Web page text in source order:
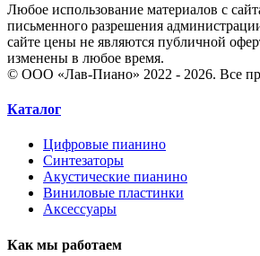
Любое использование материалов с
письменного разрешения
сайте цены не являются публичной
изменены в любое время.
© ООО «Лав-Пиано» 2022 - 2026. Все
Каталог
Цифровые пианино
Синтезаторы
Акустические пианино
Виниловые пластинки
Аксессуары
Как мы работаем